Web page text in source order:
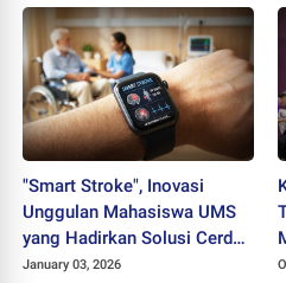
Dekat
"Smart Stroke", Inovasi
Unggulan Mahasiswa UMS
yang Hadirkan Solusi Cerdas
bagi Pasien Stroke
January 03, 2026